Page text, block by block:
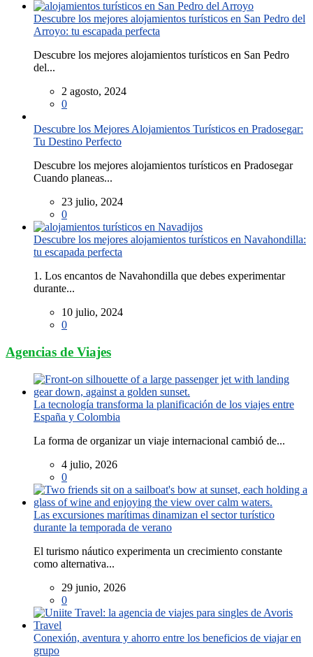
Descubre los mejores alojamientos turísticos en San Pedro del
Arroyo: tu escapada perfecta
Descubre los mejores alojamientos turísticos en San Pedro
del...
2 agosto, 2024
0
Descubre los Mejores Alojamientos Turísticos en Pradosegar:
Tu Destino Perfecto
Descubre los mejores alojamientos turísticos en Pradosegar
Cuando planeas...
23 julio, 2024
0
Descubre los mejores alojamientos turísticos en Navahondilla:
tu escapada perfecta
1. Los encantos de Navahondilla que debes experimentar
durante...
10 julio, 2024
0
Agencias de Viajes
La tecnología transforma la planificación de los viajes entre
España y Colombia
La forma de organizar un viaje internacional cambió de...
4 julio, 2026
0
Las excursiones marítimas dinamizan el sector turístico
durante la temporada de verano
El turismo náutico experimenta un crecimiento constante
como alternativa...
29 junio, 2026
0
Conexión, aventura y ahorro entre los beneficios de viajar en
grupo